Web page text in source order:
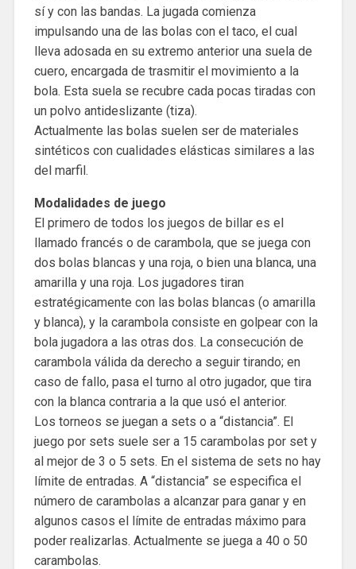
sí y con las bandas. La jugada comienza
impulsando una de las bolas con el taco, el cual
lleva adosada en su extremo anterior una suela de
cuero, encargada de trasmitir el movimiento a la
bola. Esta suela se recubre cada pocas tiradas con
un polvo antideslizante (tiza).
Actualmente las bolas suelen ser de materiales
sintéticos con cualidades elásticas similares a las
del marfil.
Modalidades de juego
El primero de todos los juegos de billar es el
llamado francés o de carambola, que se juega con
dos bolas blancas y una roja, o bien una blanca, una
amarilla y una roja. Los jugadores tiran
estratégicamente con las bolas blancas (o amarilla
y blanca), y la carambola consiste en golpear con la
bola jugadora a las otras dos. La consecución de
carambola válida da derecho a seguir tirando; en
caso de fallo, pasa el turno al otro jugador, que tira
con la blanca contraria a la que usó el anterior.
Los torneos se juegan a sets o a “distancia”. El
juego por sets suele ser a 15 carambolas por set y
al mejor de 3 o 5 sets. En el sistema de sets no hay
límite de entradas. A “distancia” se especifica el
número de carambolas a alcanzar para ganar y en
algunos casos el límite de entradas máximo para
poder realizarlas. Actualmente se juega a 40 o 50
carambolas.